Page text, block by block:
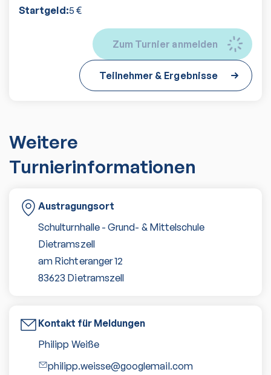
Startgeld:5 €
Zum Turnier anmelden
Teilnehmer & Ergebnisse
Weitere
Turnierinformationen
Austragungsort
Schulturnhalle - Grund- & Mittelschule
Dietramszell
am Richteranger 12
83623 Dietramszell
Kontakt für Meldungen
Philipp Weiße
philipp.weisse@googlemail.com